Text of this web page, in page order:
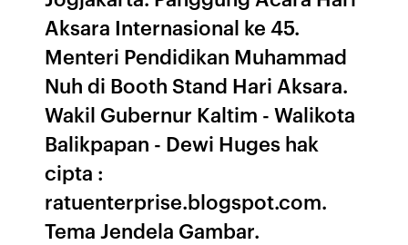
Aksara Internasional ke 45.
Menteri Pendidikan Muhammad
Nuh di Booth Stand Hari Aksara.
Wakil Gubernur Kaltim - Walikota
Balikpapan - Dewi Huges hak
cipta :
ratuenterprise.blogspot.com.
Tema Jendela Gambar.